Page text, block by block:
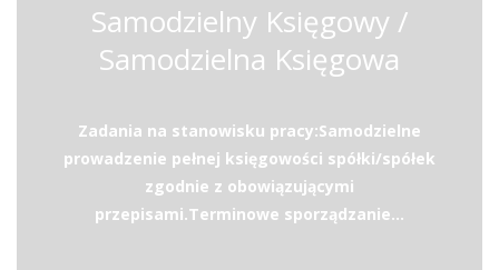
Samodzielny Księgowy /
Samodzielna Księgowa
Zadania na stanowisku pracy:Samodzielne
prowadzenie pełnej księgowości spółki/spółek
zgodnie z obowiązującymi
przepisami.Terminowe sporządzanie...